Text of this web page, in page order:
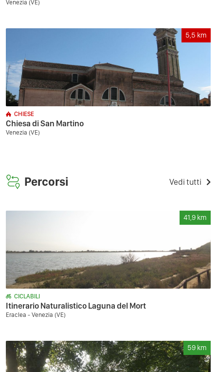
Venezia (VE)
5,5 km
CHIESE
Chiesa di San Martino
Venezia (VE)
Percorsi Vedi tutti
41,9 km
CICLABILI
Itinerario Naturalistico Laguna del Mort
Eraclea - Venezia (VE)
59 km